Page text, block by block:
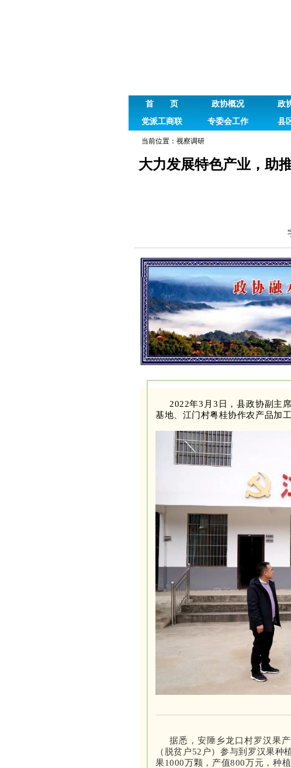
首 页 政协概况 政
党派工商联
专委会工作 县
当前位置： 视察调研
大力发展特色产业，助
2022年3月3日，县政协副主
基地、江门村粤桂协作农产品加
据悉，安陲乡龙口村罗汉果
（脱贫户52户）参与到罗汉果
果1000万颗，产值800万元，种